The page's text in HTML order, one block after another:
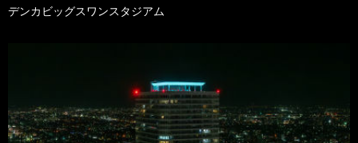
デンカビッグスワンスタジアム